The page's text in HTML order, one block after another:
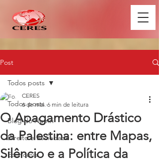
Post
Todos posts
Blog do Nemri
Direito e Sociedade
Economia
Todos posts
O Apagamento Drástico
da Palestina: entre Mapas,
Silêncio e a Política da
CERES
6 de mai. 6 min de leitura